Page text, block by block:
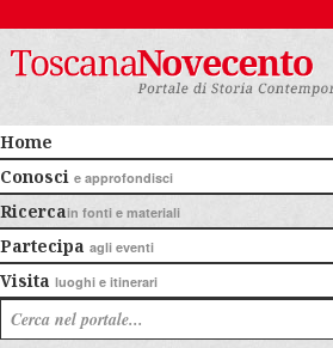
Home
Conosci e approfondisci
Ricercain fonti e materiali
Partecipa agli eventi
Visita luoghi e itinerari